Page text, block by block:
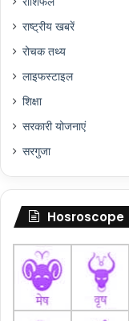
राष्ट्रीय खबरें
रोचक तथ्य
लाइफस्टाइल
शिक्षा
सरकारी योजनाएं
सरगुजा
Hosroscope